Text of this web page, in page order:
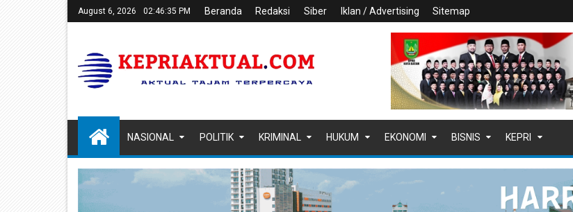
August 6, 2026 02:46:37 PM Beranda Redaksi Siber Iklan / Advertising Sitemap
NASIONAL POLITIK KRIMINAL HUKUM EKONOMI BISNIS KEPRI